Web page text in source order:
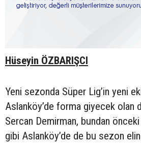
Hüseyin ÖZBARIŞCI
Yeni sezonda Süper Lig’in yeni
Aslanköy’de forma giyecek olan
Sercan Demirman, bundan
gibi Aslanköy’de de bu sezon